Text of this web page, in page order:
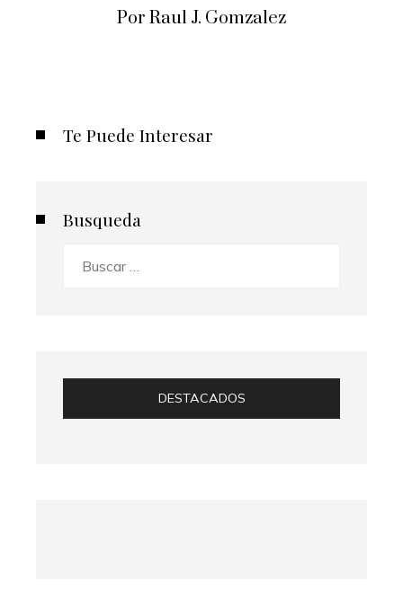
Por Raul J. Gomzalez
Te Puede Interesar
Busqueda
DESTACADOS